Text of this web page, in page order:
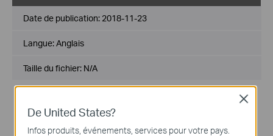
Date de publication: 2018-11-23
Langue:Anglais
Taille du fichier: N/A
Generally, UE330 supports plug-and-play. If your product is
not plug-and-play or cannot work well, please update the
latest version of the driver.
If you have further questions, pleasecontact us
De United States?
Infos produits, événements, services pour votre pays.
Close